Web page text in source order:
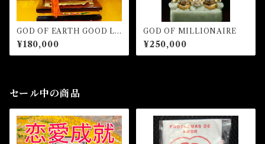
GOD OF EARTH GOOD LU
CK MILLIONAIRE
¥180,000
GOD OF MILLIONAIRE
¥250,000
セール中の商品